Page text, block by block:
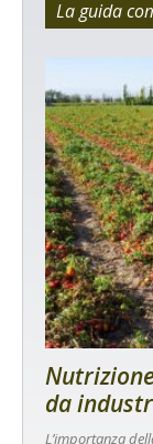
La guida
da
L’importanza